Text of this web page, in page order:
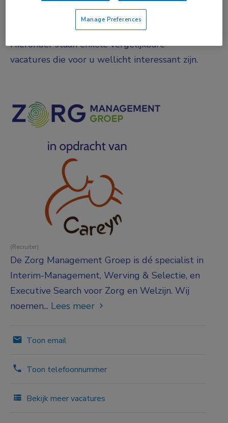
Vacature niet beschikbaar
Deze vacature bij is niet meer actueel.
Hieronder staan enkele vergelijkbare
vacatures die voor u wellicht interessant zijn.
(Recruiter)
De Zorg Management Groep is dé specialist in
Interim-Management, Werving & Selectie, en
Executive Search voor Zorg en Welzijn. Wij
noemen... Lees meer
Toon email
Toon telefoonnummer
Bekijk meer vacatures
Manage Preferences